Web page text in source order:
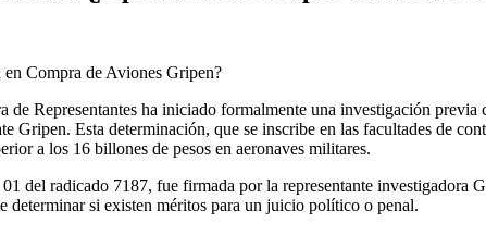
Representantes ha iniciado formalmente una investigación
Gripen. Esta determinación, que se inscribe en las facultades de
a los 16 billones de pesos en aeronaves militares.
del radicado 7187, fue firmada por la representante investigadora
determinar si existen méritos para un juicio político o penal.